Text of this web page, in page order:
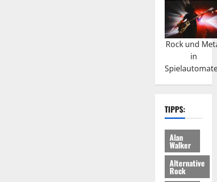
Rock und
in
TIPPS:
Alan
Walker
Alternative
Rock